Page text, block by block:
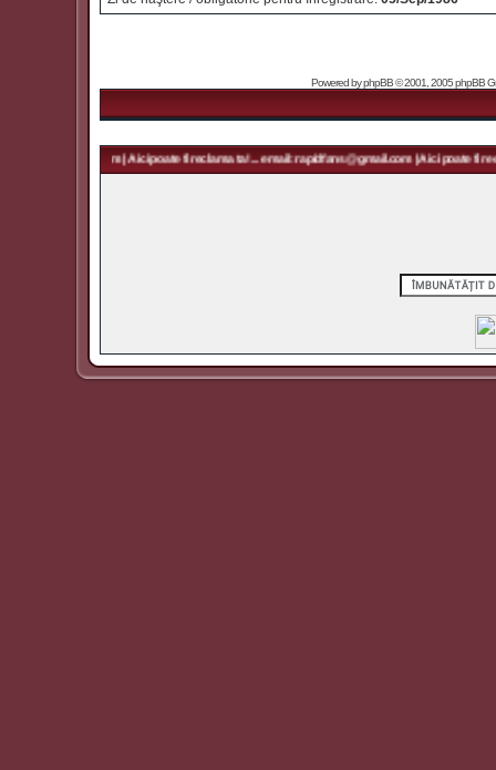
Powered byphpBB© 2001, 2005 phpBB
| Aici poate fi reclama ta! ... email: rapidfans@gmail.com | Aici poate fi